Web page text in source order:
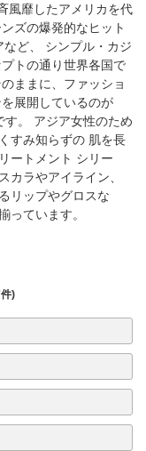
風靡したアメリカを代
ズの爆発的なヒット
ど、 シンプル・カジ
トの通り世界各国で
ままに、ファッショ
展開しているのが
す。 アジア女性のため
すみ知らずの 肌を長
ートメント シリー
カラやアイライン、
リップやグロスな
っています。
)